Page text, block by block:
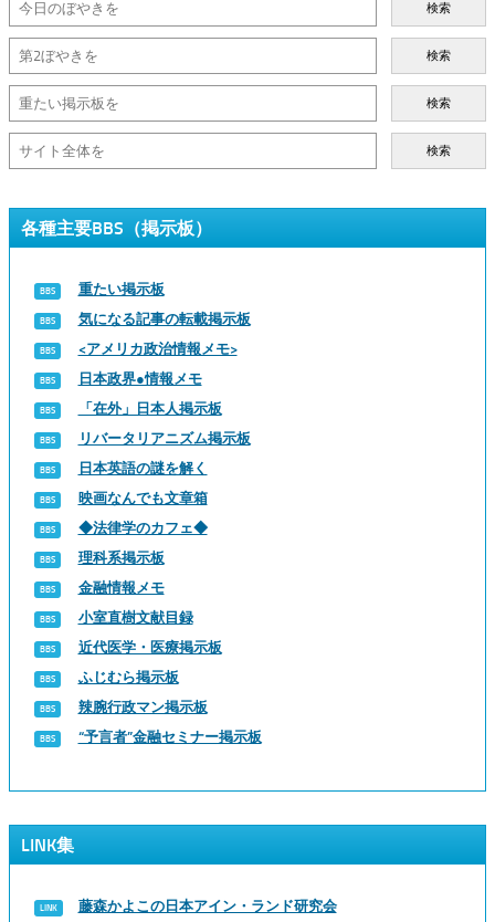
検索
検索
検索
検索
各種主要BBS（掲示板）
重たい掲示板
気になる記事の転載掲示板
<アメリカ政治情報メモ>
日本政界●情報メモ
「在外」日本人掲示板
リバータリアニズム掲示板
日本英語の謎を解く
映画なんでも文章箱
◆法律学のカフェ◆
理科系掲示板
金融情報メモ
小室直樹文献目録
近代医学・医療掲示板
ふじむら掲示板
辣腕行政マン掲示板
“予言者”金融セミナー掲示板
LINK集
藤森かよこの日本アイン・ランド研究会